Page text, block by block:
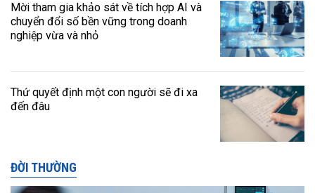
Mời tham gia khảo sát về tích hợp AI và
chuyển đổi số bền vững trong doanh
nghiệp vừa và nhỏ
Thứ quyết định một con người sẽ đi xa
đến đâu
ĐỜI THƯỜNG